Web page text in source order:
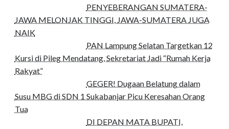
PENYEBERANGAN SUMATERA-
JAWA MELONJAK TINGGI, JAWA-SUMATERA JUGA
NAIK
PAN Lampung Selatan Targetkan 12
Kursi di Pileg Mendatang, Sekretariat Jadi “Rumah Kerja
Rakyat”
GEGER! Dugaan Belatung dalam
Susu MBG di SDN 1 Sukabanjar Picu Keresahan Orang
Tua
DI DEPAN MATA BUPATI,